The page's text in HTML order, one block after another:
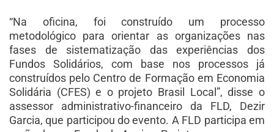
“Na oficina, foi construído um processo
metodológico para orientar as organizações nas
fases de sistematização das experiências dos
Fundos Solidários, com base nos processos já
construídos pelo Centro de Formação em Economia
Solidária (CFES) e o projeto Brasil Local”, disse o
assessor administrativo-financeiro da FLD, Dezir
Garcia, que participou do evento. A FLD participa em